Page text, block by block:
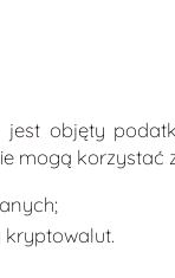
objęty
mogą korzystać
kryptowalut.